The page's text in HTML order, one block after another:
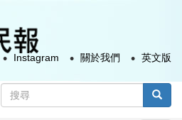
搜
尋
Instagram 關於我們 英文版